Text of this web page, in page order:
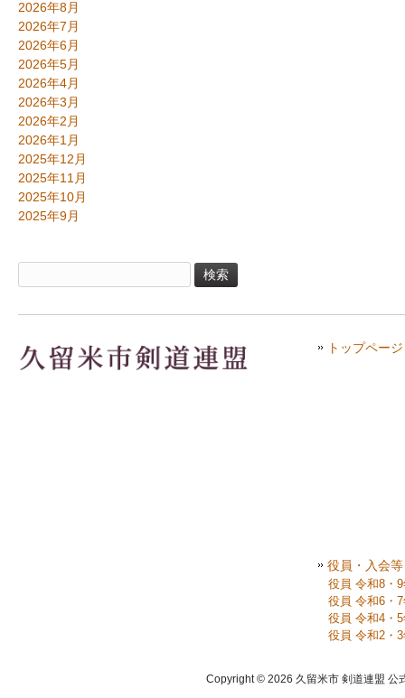
2026年8月
2026年7月
2026年6月
2026年5月
2026年4月
2026年3月
2026年2月
2026年1月
2025年12月
2025年11月
2025年10月
2025年9月
索:
トップページ
役員・入会等
役員 令和8・
役員 令和6・
役員 令和4・
役員 令和2・
Copyright © 2026 久留米市 剣道連盟